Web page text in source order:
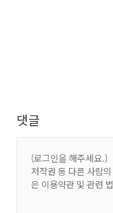
댓글